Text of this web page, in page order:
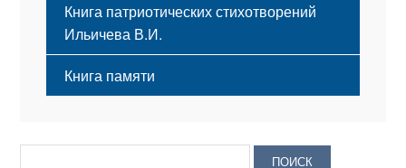
Книга патриотических стихотворений
Ильичева В.И.
Книга памяти